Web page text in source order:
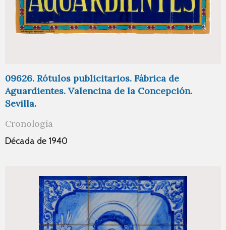
09626. Rótulos publicitarios. Fábrica de
Aguardientes. Valencina de la Concepción.
Sevilla.
Cronología
Década de 1940